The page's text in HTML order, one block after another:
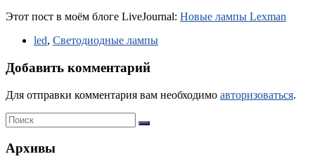
Этот пост в моём блоге LiveJournal: Новые лампы Lexman
led, Светодиодные лампы
Добавить комментарий
Для отправки комментария вам необходимо авторизоваться.
Архивы